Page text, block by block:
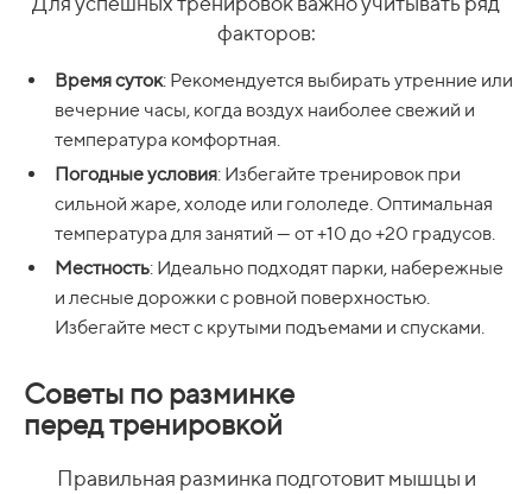
факторов:
Время суток: Рекомендуется выбирать утренние или
вечерние часы, когда воздух наиболее свежий и
температура комфортная.
Погодные условия: Избегайте тренировок при
сильной жаре, холоде или гололеде. Оптимальная
температура для занятий — от +10 до +20 градусов.
Местность: Идеально подходят парки, набережные
и лесные дорожки с ровной поверхностью.
Избегайте мест с крутыми подъемами и спусками.
Советы по разминке
перед тренировкой
Правильная разминка подготовит мышцы и